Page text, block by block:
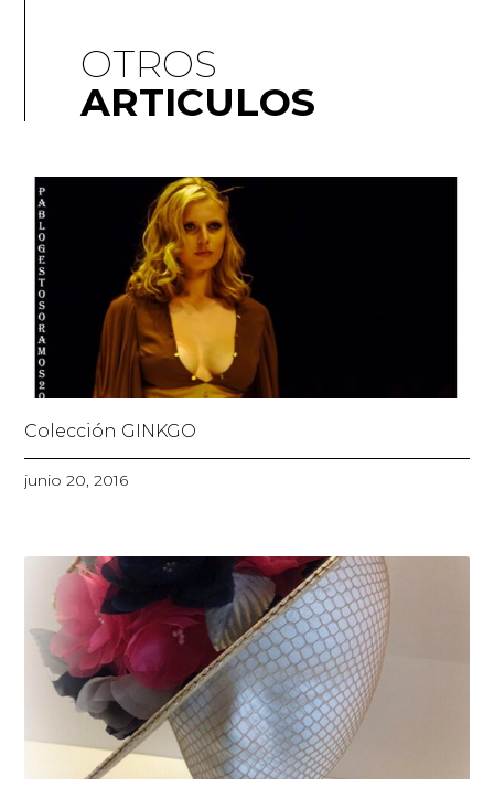
OTROS
ARTICULOS
Colección GINKGO
junio 20, 2016